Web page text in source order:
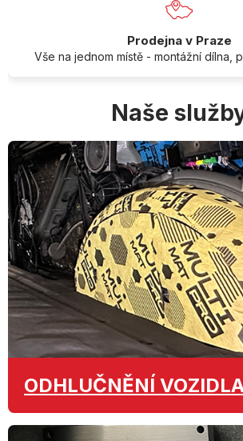
Prodejna v Praze
Vše na jednom místě - montážní dílna,
Naše
ODHLUČNĚNÍ